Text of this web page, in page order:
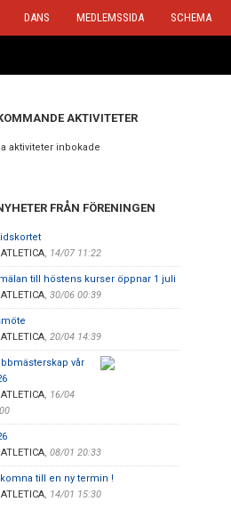
DANS MEDLEMSSIDA SCHEMA
AKTIVITETER
aktiviteter inbokade
FRÅN FÖRENINGEN
, 14/07 11:22
till höstens kurser öppnar 1 juli
, 30/06 00:39
, 20/04 14:39
vår
, 16/04
, 08/01 20:33
till en ny termin !
, 14/01 15:30